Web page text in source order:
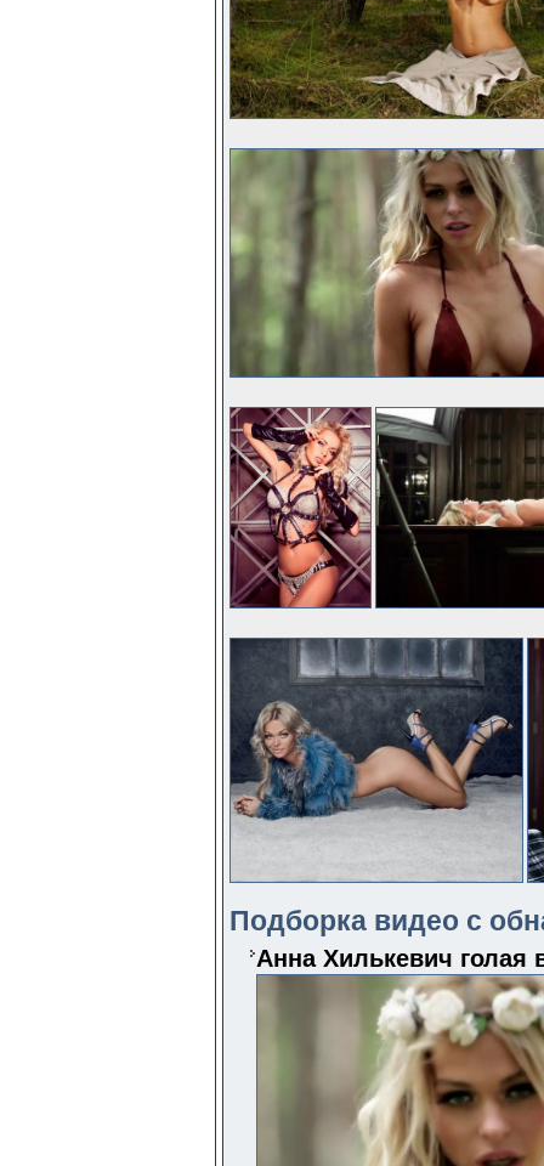
Подборка видео с
Анна Хилькевич голая